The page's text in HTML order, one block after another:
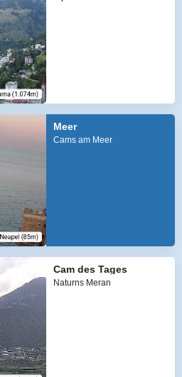
Meer
Cams am Meer
Cam des Tages
Naturns Meran